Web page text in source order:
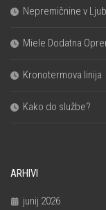
Nepremičnine v
Miele Dodatna
Kronotermova linija
Kako do službe?
ARHIVI
junij 2026